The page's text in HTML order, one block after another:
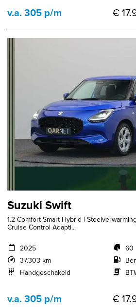
v.a. 305 p/m €
Suzuki Swift
1.2 Comfort Smart Hybrid |
Cruise Control Adapti...
2025
37.303 km
Handgeschakeld
60
v.a. 305 p/m €